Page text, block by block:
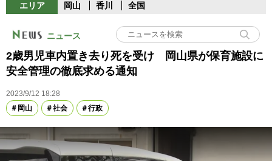
エリア 岡山 香川 全国
ニュース
2歳男児車内置き去り死を受け 岡山県が保育施設に
安全管理の徹底求める通知
2023/9/12 18:28
岡山
社会 行政